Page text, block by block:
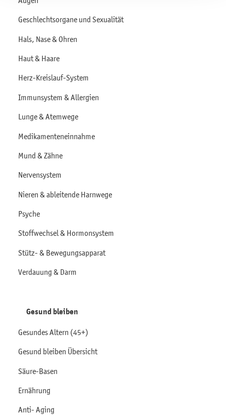
Geschlechtsorgane und Sexualität
Hals, Nase & Ohren
Haut & Haare
Herz-Kreislauf-System
Immunsystem & Allergien
Lunge & Atemwege
Medikamenteneinnahme
Mund & Zähne
Nervensystem
Nieren & ableitende Harnwege
Psyche
Stoffwechsel & Hormonsystem
Stütz- & Bewegungsapparat
Verdauung & Darm
Gesund bleiben
Gesundes Altern (45+)
Gesund bleiben Übersicht
Säure-Basen
Ernährung
Anti- Aging